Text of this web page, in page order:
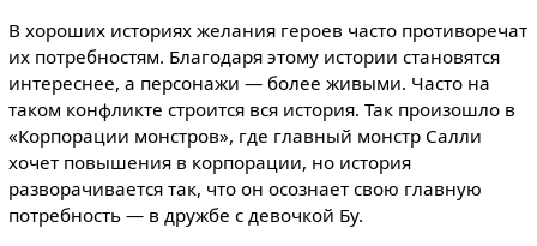
В хороших историях желания героев часто противоречат
их потребностям. Благодаря этому истории становятся
интереснее, а персонажи — более живыми. Часто на
таком конфликте строится вся история. Так произошло в
«Корпорации монстров», где главный монстр Салли
хочет повышения в корпорации, но история
разворачивается так, что он осознает свою главную
потребность — в дружбе с девочкой Бу.